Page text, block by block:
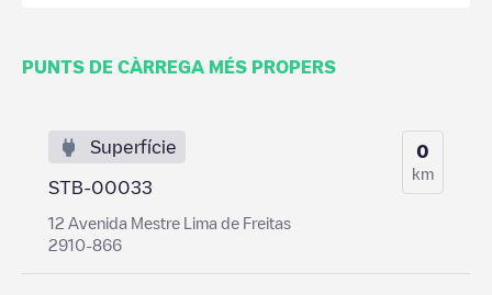
PUNTS DE CÀRREGA MÉS PROPERS
Superfície
STB-00033
12 Avenida Mestre Lima de Freitas
2910-866
0
km